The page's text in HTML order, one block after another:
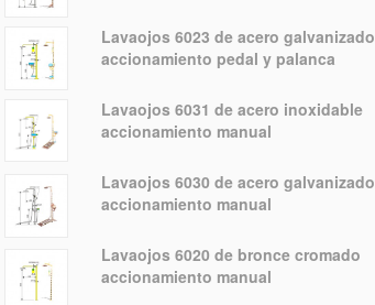
Lavaojos 6023 de acero galvanizado
accionamiento pedal y palanca
Lavaojos 6031 de acero inoxidable
accionamiento manual
Lavaojos 6030 de acero galvanizado
accionamiento manual
Lavaojos 6020 de bronce cromado
accionamiento manual